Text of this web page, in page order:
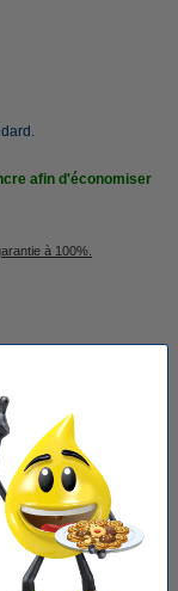
.
afin d'économiser
à 100%.